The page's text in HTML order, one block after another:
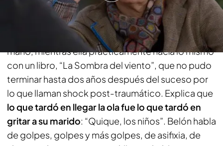
María habla del momento de la llegada de la ola,
como una mujer escapaba con la toalla en la
mano, mientras ella prácticamente hacía lo mismo
con un libro, “La Sombra del viento”, que no pudo
terminar hasta dos años después del suceso por
lo que llaman shock post-traumático. Explica que
lo que tardó en llegar la ola fue lo que tardó en
gritar a su marido: “Quique, los niños”. Belón habla
de golpes, golpes y más golpes, de asifixia, de